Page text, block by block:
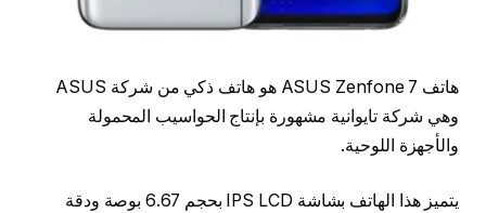
هاتف ASUS Zenfone 7 هو هاتف ذكي من شركة ASUS
وهي شركة تايوانية مشهورة بإنتاج الحواسيب المحمولة
والأجهزة اللوحية.
يتميز هذا الهاتف بشاشة IPS LCD بحجم 6.67 بوصة ودقة